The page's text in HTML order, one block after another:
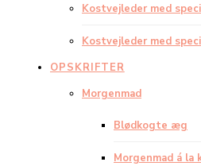
Kostvejleder med
Kostvejleder med
OPSKRIFTER
Morgenmad
Blødkogte æg
Morgenmad á la